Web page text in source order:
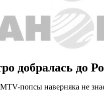
добралась до
попсы наверняка не